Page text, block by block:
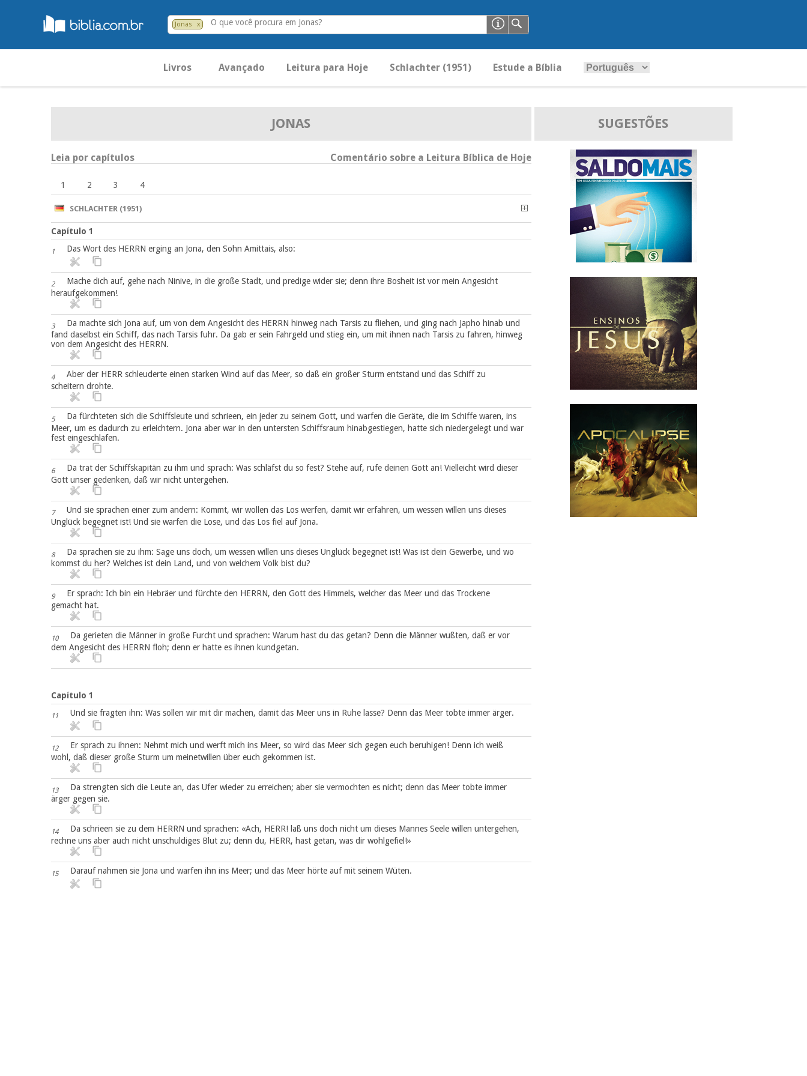
Jonas x O que você procura em Jonas?
Livros Avançado Leitura para Hoje Schlachter (1951) Estude a Bíblia
JONAS
Leia por capítulos Comentário sobre a Leitura Bíblica de Hoje
1 2 3 4
SCHLACHTER (1951)
Capítulo 1
1 Das Wort des HERRN erging an Jona, den Sohn Amittais, also:
2
Mache dich auf, gehe nach Ninive, in die große Stadt, und predige wider sie; denn ihre Bosheit ist vor mein Angesicht
heraufgekommen!
3
Da machte sich Jona auf, um von dem Angesicht des HERRN hinweg nach Tarsis zu fliehen, und ging nach Japho hinab und
fand daselbst ein Schiff, das nach Tarsis fuhr. Da gab er sein Fahrgeld und stieg ein, um mit ihnen nach Tarsis zu fahren, hinweg
von dem Angesicht des HERRN.
4
Aber der HERR schleuderte einen starken Wind auf das Meer, so daß ein großer Sturm entstand und das Schiff zu
scheitern drohte.
5
Da fürchteten sich die Schiffsleute und schrieen, ein jeder zu seinem Gott, und warfen die Geräte, die im Schiffe waren, ins
Meer, um es dadurch zu erleichtern. Jona aber war in den untersten Schiffsraum hinabgestiegen, hatte sich niedergelegt und war
fest eingeschlafen.
6
Da trat der Schiffskapitän zu ihm und sprach: Was schläfst du so fest? Stehe auf, rufe deinen Gott an! Vielleicht wird dieser
Gott unser gedenken, daß wir nicht untergehen.
7
Und sie sprachen einer zum andern: Kommt, wir wollen das Los werfen, damit wir erfahren, um wessen willen uns dieses
Unglück begegnet ist! Und sie warfen die Lose, und das Los fiel auf Jona.
8
Da sprachen sie zu ihm: Sage uns doch, um wessen willen uns dieses Unglück begegnet ist! Was ist dein Gewerbe, und wo
kommst du her? Welches ist dein Land, und von welchem Volk bist du?
9
Er sprach: Ich bin ein Hebräer und fürchte den HERRN, den Gott des Himmels, welcher das Meer und das Trockene
gemacht hat.
10
Da gerieten die Männer in große Furcht und sprachen: Warum hast du das getan? Denn die Männer wußten, daß er vor
dem Angesicht des HERRN floh; denn er hatte es ihnen kundgetan.
Capítulo 1
11 Und sie fragten ihn: Was sollen wir mit dir machen, damit das Meer uns in Ruhe lasse? Denn das Meer tobte immer ärger.
12
Er sprach zu ihnen: Nehmt mich und werft mich ins Meer, so wird das Meer sich gegen euch beruhigen! Denn ich weiß
wohl, daß dieser große Sturm um meinetwillen über euch gekommen ist.
13
Da strengten sich die Leute an, das Ufer wieder zu erreichen; aber sie vermochten es nicht; denn das Meer tobte immer
ärger gegen sie.
14
Da schrieen sie zu dem HERRN und sprachen: «Ach, HERR! laß uns doch nicht um dieses Mannes Seele willen untergehen,
rechne uns aber auch nicht unschuldiges Blut zu; denn du, HERR, hast getan, was dir wohlgefiel!»
15 Darauf nahmen sie Jona und warfen ihn ins Meer; und das Meer hörte auf mit seinem Wüten.
SUGESTÕES